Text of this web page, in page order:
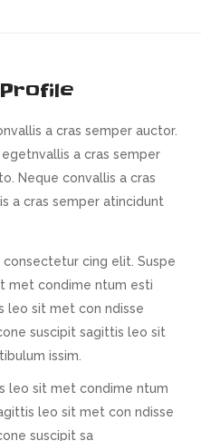
a cras semper auctor.
a cras semper
Neque convallis a cras
a cras semper atincidunt
cing elit. Suspe
met condime ntum esti
leo sit met con ndisse
suscipit sagittis leo sit
issim.
leo sit met condime ntum
leo sit met con ndisse
suscipit sa